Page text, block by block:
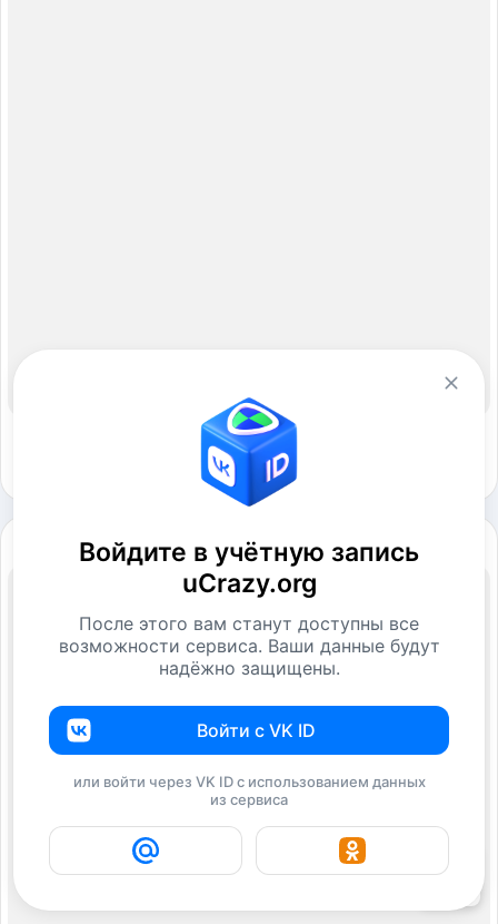
Войдите в учётную запись
uCrazy.org
После этого вам станут доступны все
возможности сервиса. Ваши данные будут
надёжно защищены.
Войти с VK ID
или войти через VK ID с использованием данных
из сервиса